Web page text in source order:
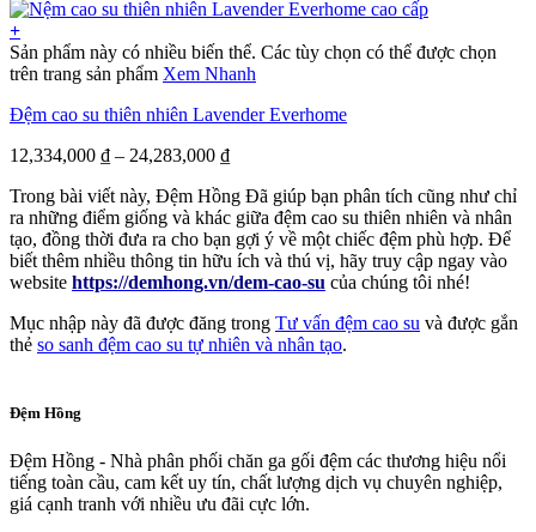
+
Sản phẩm này có nhiều biến thể. Các tùy chọn có thể được chọn
trên trang sản phẩm Xem Nhanh
Đệm cao su thiên nhiên Lavender Everhome
12,334,000 ₫ – 24,283,000 ₫
Trong bài viết này, Đệm Hồng Đã giúp bạn phân tích cũng như chỉ
ra những điểm giống và khác giữa đệm cao su thiên nhiên và nhân
tạo, đồng thời đưa ra cho bạn gợi ý về một chiếc đệm phù hợp. Để
biết thêm nhiều thông tin hữu ích và thú vị, hãy truy cập ngay vào
website https://demhong.vn/dem-cao-su của chúng tôi nhé!
Mục nhập này đã được đăng trong Tư vấn đệm cao su và được gắn
thẻ so sanh đệm cao su tự nhiên và nhân tạo.
Đệm Hồng
Đệm Hồng - Nhà phân phối chăn ga gối đệm các thương hiệu nổi
tiếng toàn cầu, cam kết uy tín, chất lượng dịch vụ chuyên nghiệp,
giá cạnh tranh với nhiều ưu đãi cực lớn.